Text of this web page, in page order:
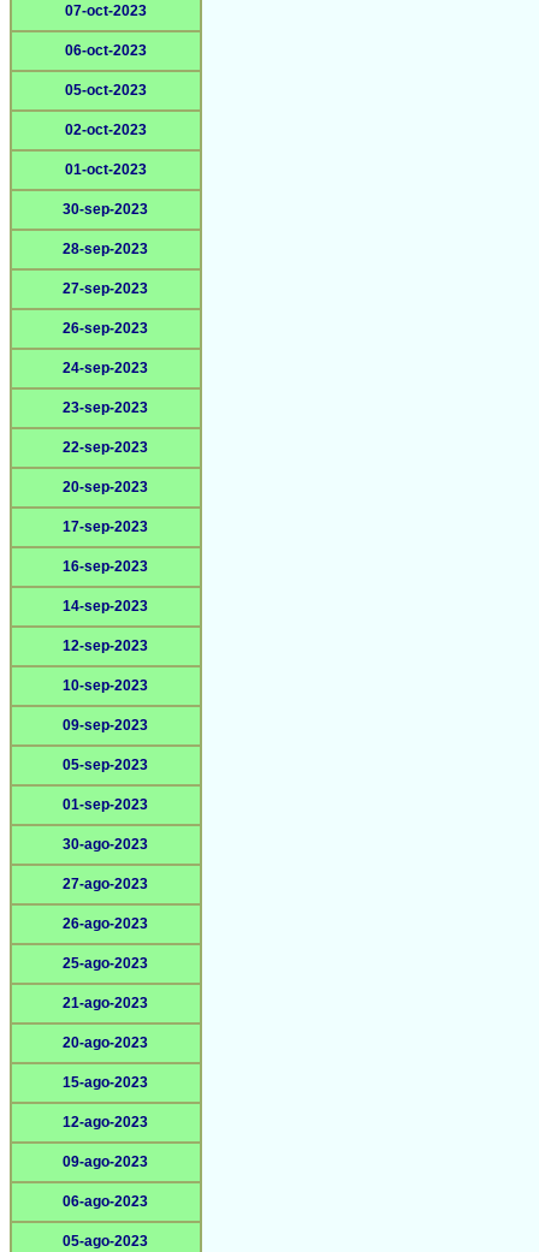
07-oct-2023
06-oct-2023
05-oct-2023
02-oct-2023
01-oct-2023
30-sep-2023
28-sep-2023
27-sep-2023
26-sep-2023
24-sep-2023
23-sep-2023
22-sep-2023
20-sep-2023
17-sep-2023
16-sep-2023
14-sep-2023
12-sep-2023
10-sep-2023
09-sep-2023
05-sep-2023
01-sep-2023
30-ago-2023
27-ago-2023
26-ago-2023
25-ago-2023
21-ago-2023
20-ago-2023
15-ago-2023
12-ago-2023
09-ago-2023
06-ago-2023
05-ago-2023